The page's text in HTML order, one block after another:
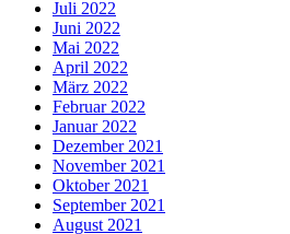
Juli 2022
Juni 2022
Mai 2022
April 2022
März 2022
Februar 2022
Januar 2022
Dezember 2021
November 2021
Oktober 2021
September 2021
August 2021